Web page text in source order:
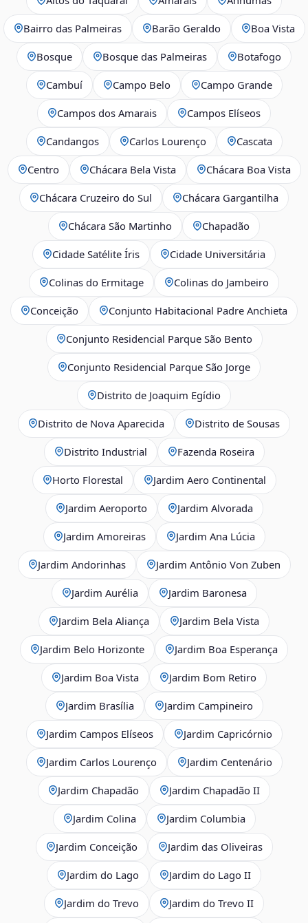
Bairro das Palmeiras Barão Geraldo Boa Vista
Bosque Bosque das Palmeiras Botafogo
Cambuí Campo Belo Campo Grande
Campos dos Amarais Campos Elíseos
Candangos Carlos Lourenço Cascata
Centro Chácara Bela Vista Chácara Boa Vista
Chácara Cruzeiro do Sul Chácara Gargantilha
Chácara São Martinho Chapadão
Cidade Satélite Íris Cidade Universitária
Colinas do Ermitage Colinas do Jambeiro
Conceição Conjunto Habitacional Padre Anchieta
Conjunto Residencial Parque São Bento
Conjunto Residencial Parque São Jorge
Distrito de Joaquim Egídio
Distrito de Nova Aparecida Distrito de Sousas
Distrito Industrial Fazenda Roseira
Horto Florestal Jardim Aero Continental
Jardim Aeroporto Jardim Alvorada
Jardim Amoreiras Jardim Ana Lúcia
Jardim Andorinhas Jardim Antônio Von Zuben
Jardim Aurélia Jardim Baronesa
Jardim Bela Aliança Jardim Bela Vista
Jardim Belo Horizonte Jardim Boa Esperança
Jardim Boa Vista Jardim Bom Retiro
Jardim Brasília Jardim Campineiro
Jardim Campos Elíseos Jardim Capricórnio
Jardim Carlos Lourenço Jardim Centenário
Jardim Chapadão Jardim Chapadão II
Jardim Colina Jardim Columbia
Jardim Conceição Jardim das Oliveiras
Jardim do Lago Jardim do Lago II
Jardim do Trevo Jardim do Trevo II